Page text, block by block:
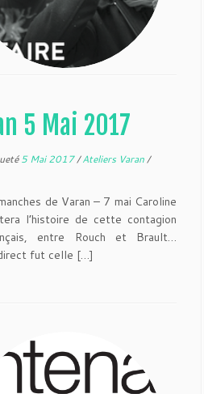
5 Mai 2017
5 Mai 2017/Ateliers Varan/
de Varan – 7 mai Caroline
l’histoire de cette contagion
entre Rouch et Brault…
direct fut celle […]